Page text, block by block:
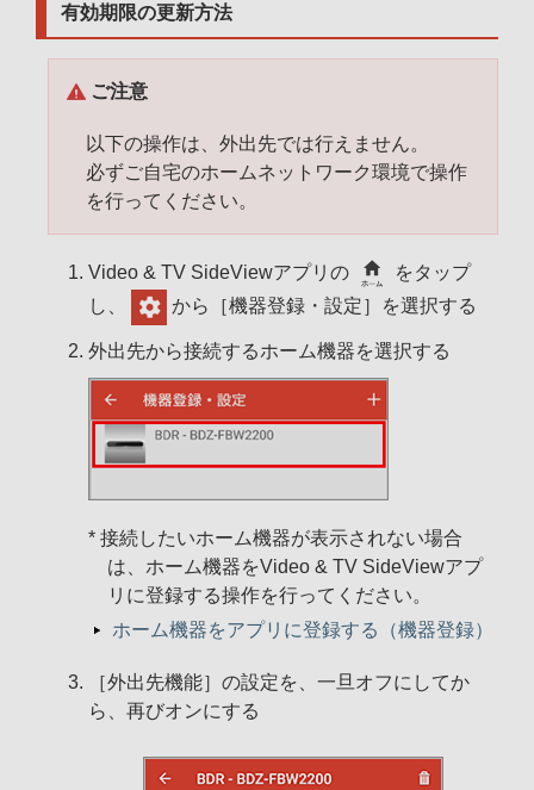
有効期限の更新方法
ご注意
以下の操作は、外出先では行えません。
必ずご自宅のホームネットワーク環境で操作
を行ってください。
Video & TV SideViewアプリの
をタップ
し、
から［機器登録・設定］を選択する
外出先から接続するホーム機器を選択する
* 接続したいホーム機器が表示されない場合
は、ホーム機器をVideo & TV SideViewアプ
リに登録する操作を行ってください。
ホーム機器をアプリに登録する（機器登録）
［外出先機能］の設定を、一旦オフにしてか
ら、再びオンにする